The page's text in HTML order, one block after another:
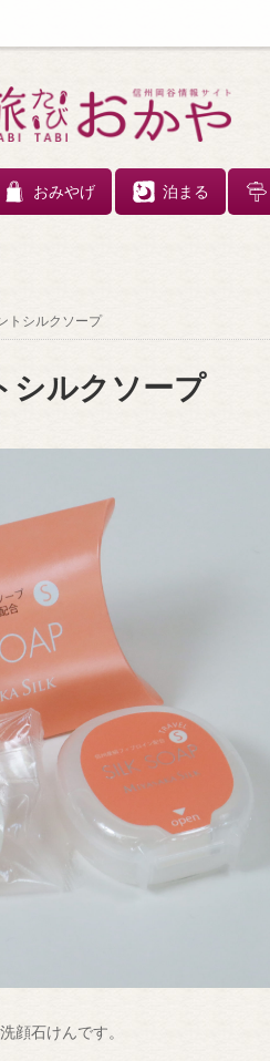
コンテンツへスキップ
おみやげ 泊まる
トシルクソープ
シルクソープ
顔石けんです。